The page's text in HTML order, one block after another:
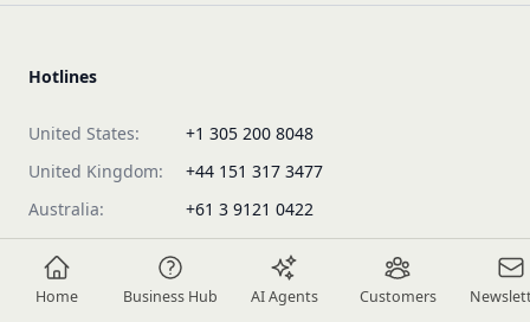
Home Business Hub AI Agents Customers
Hotlines
United States:
+1 305 200 8048
United Kingdom:
+44 151 317 3477
Australia:
+61 3 9121 0422
Malaysia:
+60 154 600 0716